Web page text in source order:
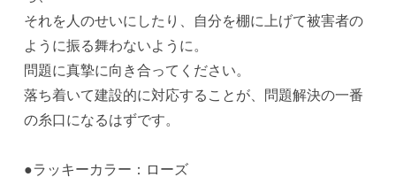
それを人のせいにしたり、自分を棚に上げて被害者の
ように振る舞わないように。
問題に真摯に向き合ってください。
落ち着いて建設的に対応することが、問題解決の一番
の糸口になるはずです。
●ラッキーカラー：ローズ